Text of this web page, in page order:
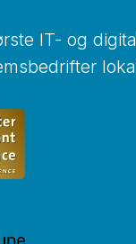
IT- og